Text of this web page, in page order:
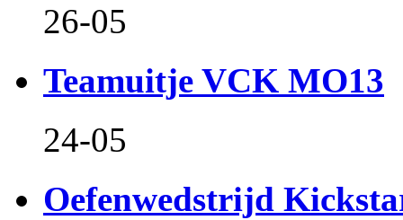
26-05
Teamuitje VCK MO13
24-05
Oefenwedstrijd